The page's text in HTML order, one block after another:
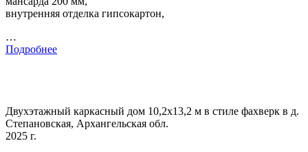
внутренняя отделка гипсокартон,
…
Подробнее
Двухэтажный каркасный дом 10,2х13,2 м в стиле фахверк в д.
Степановская, Архангельская обл.
2025 г.